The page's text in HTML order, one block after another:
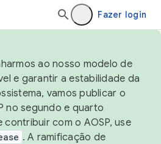
Fazer login
ao nosso modelo de
e garantir a estabilidade da
vamos publicar o
no segundo e quarto
com o AOSP, use
. A ramificação de